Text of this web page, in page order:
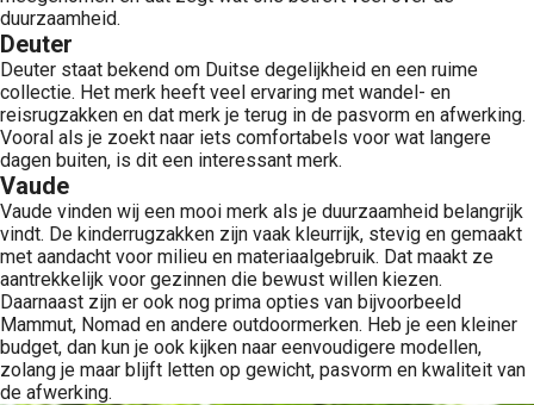
duurzaamheid.
Deuter
Deuter staat bekend om Duitse degelijkheid en een ruime
collectie. Het merk heeft veel ervaring met wandel- en
reisrugzakken en dat merk je terug in de pasvorm en afwerking.
Vooral als je zoekt naar iets comfortabels voor wat langere
dagen buiten, is dit een interessant merk.
Vaude
Vaude vinden wij een mooi merk als je duurzaamheid belangrijk
vindt. De kinderrugzakken zijn vaak kleurrijk, stevig en gemaakt
met aandacht voor milieu en materiaalgebruik. Dat maakt ze
aantrekkelijk voor gezinnen die bewust willen kiezen.
Daarnaast zijn er ook nog prima opties van bijvoorbeeld
Mammut, Nomad en andere outdoormerken. Heb je een kleiner
budget, dan kun je ook kijken naar eenvoudigere modellen,
zolang je maar blijft letten op gewicht, pasvorm en kwaliteit van
de afwerking.